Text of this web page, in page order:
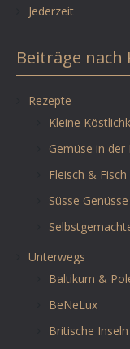
Jederzeit
Beiträge nach
Rezepte
Kleine
Gemüse in der
Fleisch & Fisch
Süsse Genüsse
Unterwegs
Baltikum &
BeNeLux
Britische Inseln